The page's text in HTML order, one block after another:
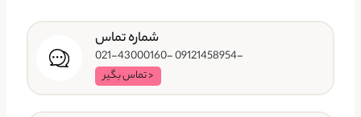
شماره تماس
-09121458954 -021-43000160
< تماس بگیر